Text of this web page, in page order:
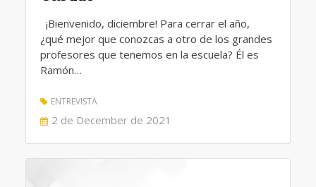
¡Bienvenido, diciembre! Para cerrar el año,
¿qué mejor que conozcas a otro de los grandes
profesores que tenemos en la escuela? Él es
Ramón…
ENTREVISTA
POSTED
2 de December de 2021